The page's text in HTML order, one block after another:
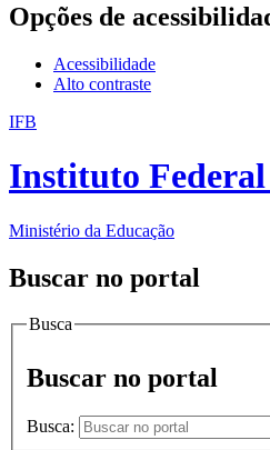
Opções de
Acessibilidade
Alto contraste
IFB
Instituto
Ministério da Educação
Buscar no portal
Busca
Buscar no portal
Busca: